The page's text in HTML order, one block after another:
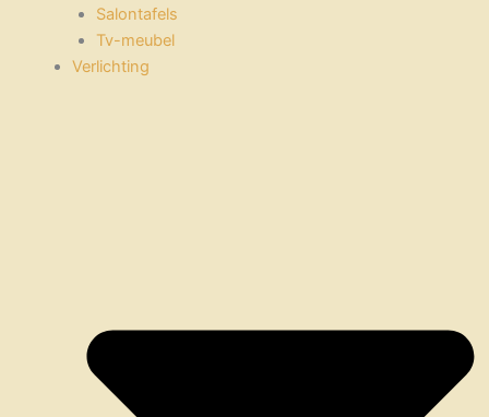
Salontafels
Tv-meubel
Verlichting